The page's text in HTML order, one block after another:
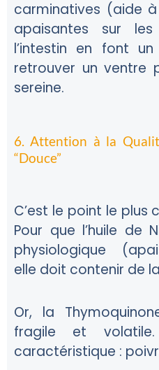
carminatives (aide
apaisantes sur
l’intestin en font
retrouver un ventre
sereine.
6. Attention à la
“Douce”
C’est le point le plus
Pour que l’huile de
physiologique
elle doit contenir de
Or, la
fragile et
caractéristique :